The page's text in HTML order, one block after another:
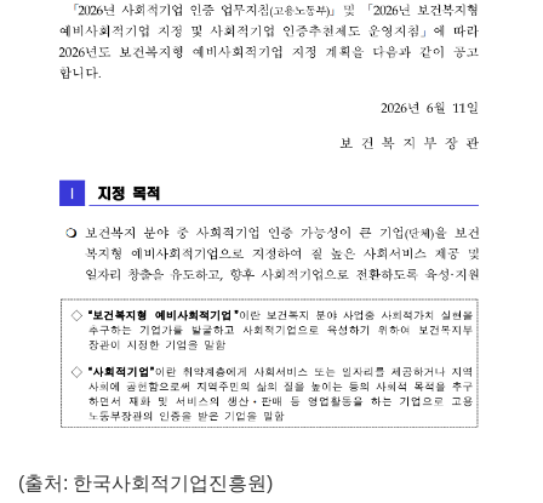
(출처: 한국사회적기업진흥원)